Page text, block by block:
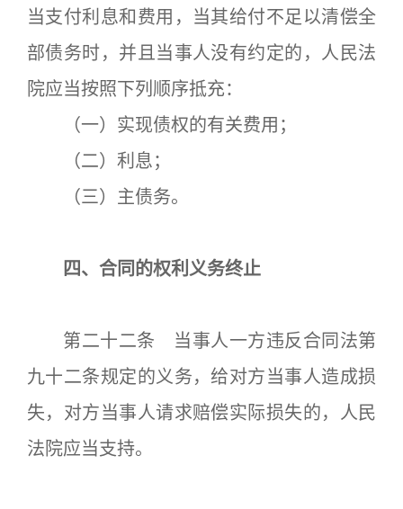
当支付利息和费用，当其给付不足以清偿全
部债务时，并且当事人没有约定的，人民法
院应当按照下列顺序抵充：
（一）实现债权的有关费用；
（二）利息；
（三）主债务。
四、合同的权利义务终止
第二十二条 当事人一方违反合同法第
九十二条规定的义务，给对方当事人造成损
失，对方当事人请求赔偿实际损失的，人民
法院应当支持。